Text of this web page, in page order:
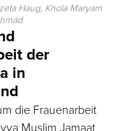
Haug, Khola Maryam
der
in
die Frauenarbeit
Muslim Jamaat